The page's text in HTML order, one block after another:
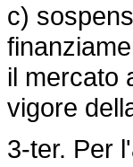
c)
il mercato
vigore
3-ter. Per